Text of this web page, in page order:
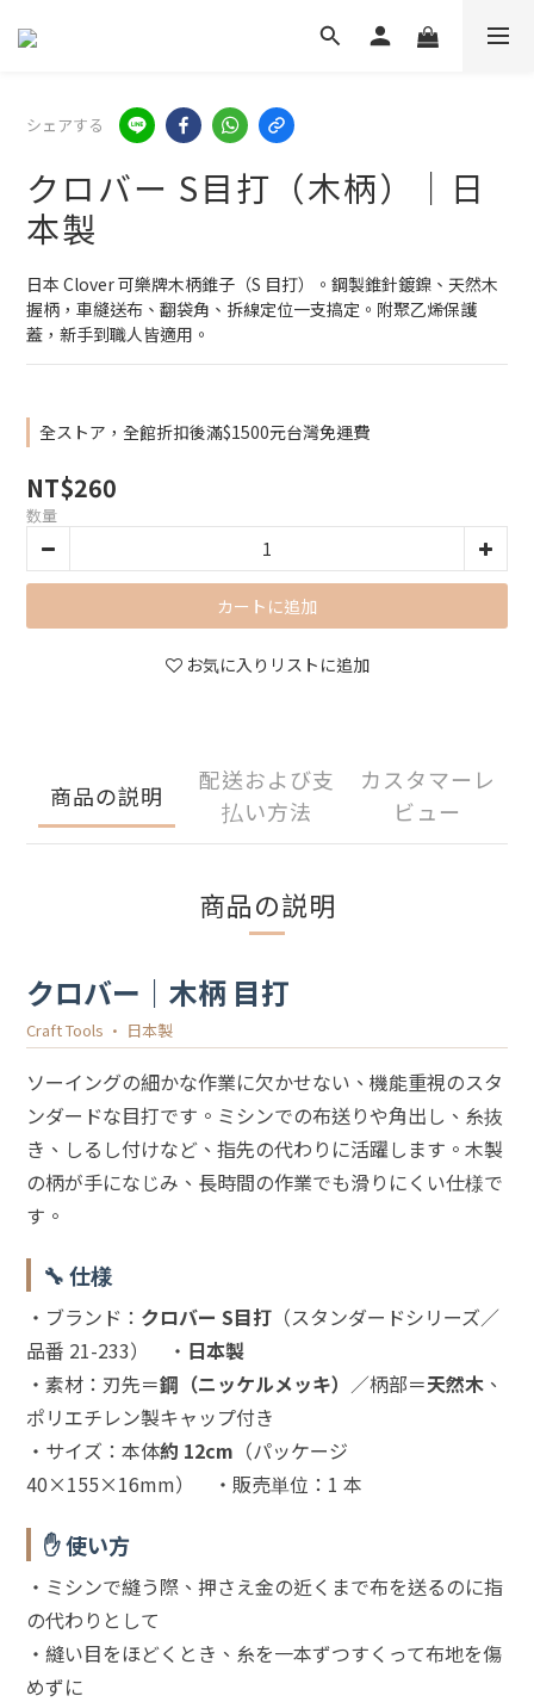
シェアする
クロバー S目打（木柄）｜日
本製
日本 Clover 可樂牌木柄錐子（S 目打）。鋼製錐針鍍鎳、天然木
握柄，車縫送布、翻袋角、拆線定位一支搞定。附聚乙烯保護
蓋，新手到職人皆適用。
全ストア，全館折扣後滿$1500元台灣免運費
NT$260
数量
カートに追加
お気に入りリストに追加
商品の説明
配送および支
払い方法
カスタマーレ
ビュー
商品の説明
クロバー｜木柄 目打
Craft Tools · 日本製
ソーイングの細かな作業に欠かせない、機能重視のスタ
ンダードな目打です。ミシンでの布送りや角出し、糸抜
き、しるし付けなど、指先の代わりに活躍します。木製
の柄が手になじみ、長時間の作業でも滑りにくい仕様で
す。
🔧 仕様
・ブランド： クロバー S目打 （スタンダードシリーズ／
品番 21-233） ・ 日本製
・素材：刃先＝鋼（ニッケルメッキ） ／柄部＝天然木 、
ポリエチレン製キャップ付き
・サイズ：本体約 12cm （パッケージ
40×155×16mm） ・販売単位：1 本
✋ 使い方
・ミシンで縫う際、押さえ金の近くまで布を送るのに指
の代わりとして
・縫い目をほどくとき、糸を一本ずつすくって布地を傷
めずに